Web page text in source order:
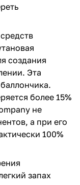
создания
Эта
более 15%
не
а при его
100%
запах